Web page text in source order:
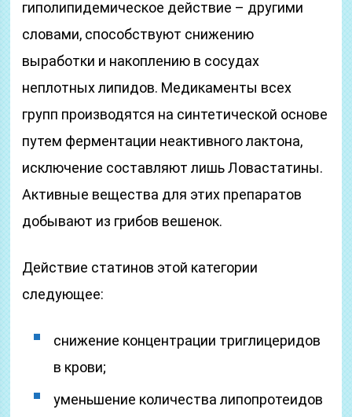
гиполипидемическое действие – другими
словами, способствуют снижению
выработки и накоплению в сосудах
неплотных липидов. Медикаменты всех
групп производятся на синтетической основе
путем ферментации неактивного лактона,
исключение составляют лишь Ловастатины.
Активные вещества для этих препаратов
добывают из грибов вешенок.
Действие статинов этой категории
следующее:
снижение концентрации триглицеридов
в крови;
уменьшение количества липопротеидов